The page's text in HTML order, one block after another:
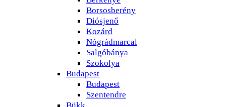
Borsosberény
Diósjenő
Kozárd
Nógrádmarcal
Salgóbánya
Szokolya
Budapest
Budapest
Szentendre
Bükk